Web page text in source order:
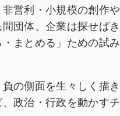
営利・小規模の創作
団体、企業は探せば
まとめる」ための試
の側面を生々しく描
政治・行政を動かす